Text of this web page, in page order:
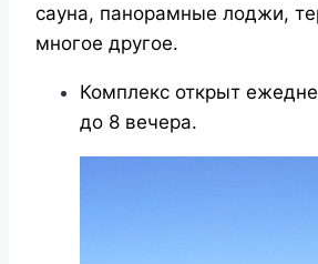
сауна, панорамные лоджи,
многое другое.
Комплекс открыт
до 8 вечера.